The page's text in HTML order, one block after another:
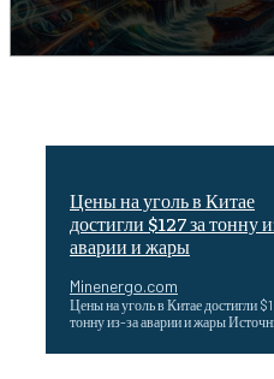
Цены на уголь в Китае
достигли $127 за тонну
аварии и жары
Minenergo.com
Цены на уголь в Китае достигли
тонну из-за аварии и жары